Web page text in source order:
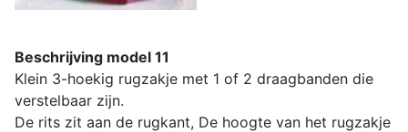
Beschrijving model 11
Klein 3-hoekig rugzakje met 1 of 2 draagbanden die
verstelbaar zijn.
De rits zit aan de rugkant, De hoogte van het rugzakje